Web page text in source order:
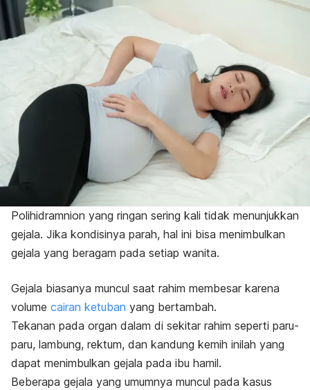
Polihidramnion yang ringan sering kali tidak menunjukkan
gejala. Jika kondisinya parah, hal ini bisa menimbulkan
gejala yang beragam pada setiap wanita.
Gejala biasanya muncul saat rahim membesar karena
volume cairan ketuban yang bertambah.
Tekanan pada organ dalam di sekitar rahim seperti paru-
paru, lambung, rektum, dan kandung kemih inilah yang
dapat menimbulkan gejala pada ibu hamil.
Beberapa gejala yang umumnya muncul pada kasus